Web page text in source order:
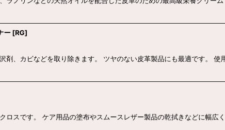
ー [RG]
、カビなどを取り除きます。 ツヤのない皮革製品にも最適です。 使
スです。 ケア用品の塗布やスムースレザー製品の乾拭きなどに幅広